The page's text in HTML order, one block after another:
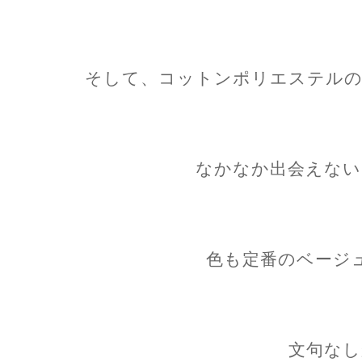
そして、コットンポリエステル
なかなか出会えな
色も定番のベージ
文句な